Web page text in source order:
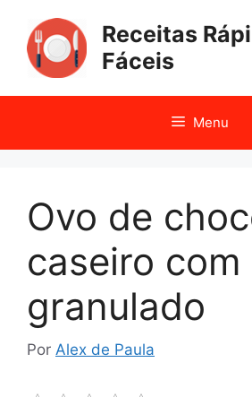
para
conteúdo
Receitas
Fáceis
Menu
Ovo de
caseiro com
granulado
Por Alex de Paula